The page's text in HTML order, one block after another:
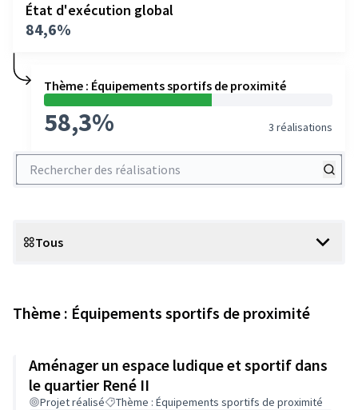
État d'exécution global
84,6%
Thème : Équipements sportifs de proximité
58,3% 3 réalisations
Rechercher des réalisations
Scope
Tous
Thème : Équipements sportifs de proximité
Aménager un espace ludique et sportif dans
le quartier René II
Projet réalisé Thème : Équipements sportifs de proximité